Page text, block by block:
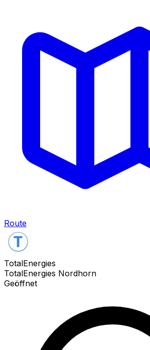
Route
TotalEnergies
TotalEnergies Nordhorn
Geöffnet